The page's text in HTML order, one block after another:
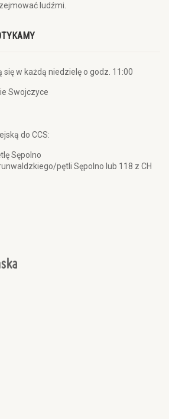
ludźmi.
w każdą niedzielę o godz. 11:00
Swojczyce
do CCS:
Sępolno
pętli Sępolno lub 118 z CH